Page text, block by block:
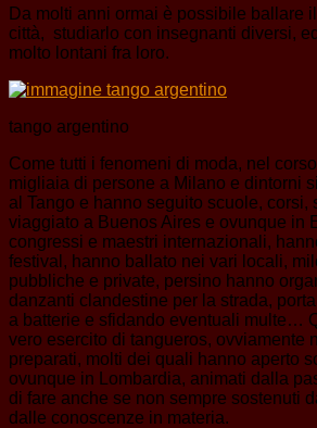
Da molti anni ormai è possibile ballare
città, studiarlo con insegnanti diversi,
molto lontani fra loro.
tango argentino
Come tutti i fenomeni di moda, nel
migliaia di persone a Milano e dintorni
al Tango e hanno seguito scuole, corsi,
viaggiato a Buenos Aires e ovunque in
congressi e maestri internazionali,
festival, hanno ballato nei vari locali,
pubbliche e private, persino hanno
danzanti clandestine per la strada,
a batterie e sfidando eventuali multe…
vero esercito di tangueros, ovviamente
preparati, molti dei quali hanno aperto
ovunque in Lombardia, animati dalla
di fare anche se non sempre sostenuti
dalle conoscenze in materia.